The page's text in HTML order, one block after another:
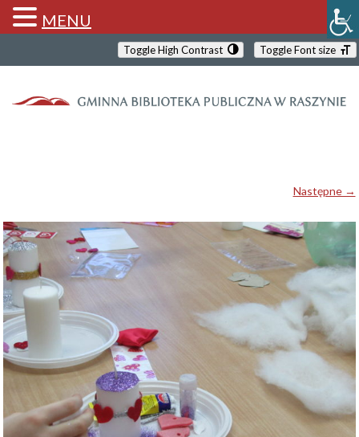
Toggle High Contrast Toggle Font size
Następne →
MENU